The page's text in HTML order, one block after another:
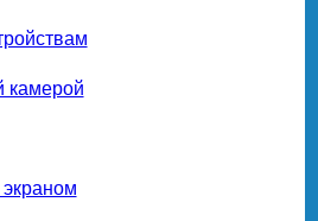
камерой